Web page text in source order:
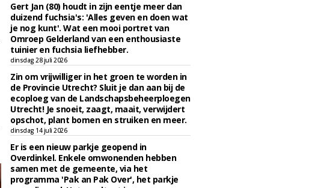
Gert Jan (80) houdt in zijn eentje meer dan
duizend fuchsia's: 'Alles geven en doen wat
je nog kunt'. Wat een mooi portret van
Omroep Gelderland van een enthousiaste
tuinier en fuchsia liefhebber.
dinsdag 28 juli 2026
Zin om vrijwilliger in het groen te worden in
de Provincie Utrecht? Sluit je dan aan bij de
ecoploeg van de Landschapsbeheerploegen
Utrecht! Je snoeit, zaagt, maait, verwijdert
opschot, plant bomen en struiken en meer.
dinsdag 14 juli 2026
Er is een nieuw parkje geopend in
Overdinkel. Enkele omwonenden hebben
samen met de gemeente, via het
programma 'Pak an Pak Over', het parkje